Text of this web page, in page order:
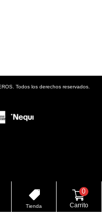
Todos los derechos reservados.

Tienda
0
Carrito